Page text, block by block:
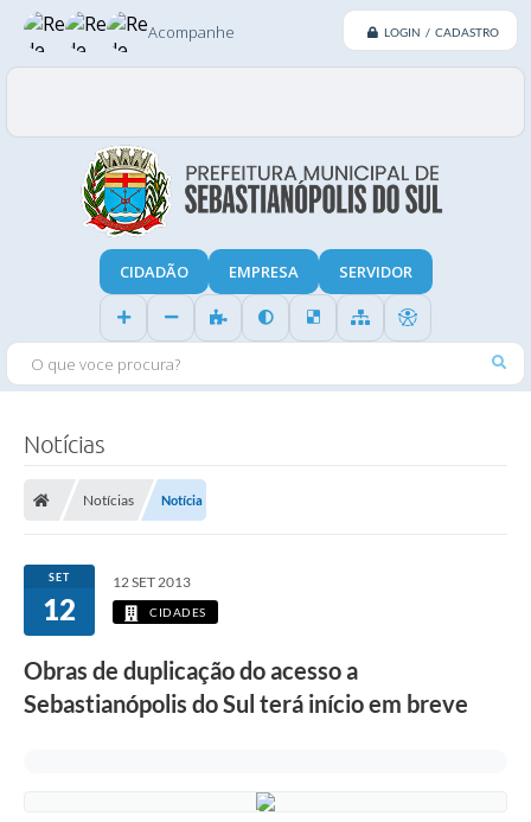
LOGIN / CADASTRO
O QUE VOCE PROCURA?
Acompanhe
CIDADÃO EMPRESA SERVIDOR
Notícias
Notícias Notícia
SET
12
12 SET 2013
CIDADES
Obras de duplicação do acesso a
Sebastianópolis do Sul terá início em breve